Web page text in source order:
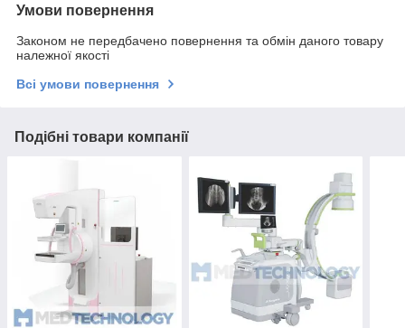
Умови повернення
Законом не передбачено повернення та обмін даного товару
належної якості
Всі умови повернення
Подібні товари компанії